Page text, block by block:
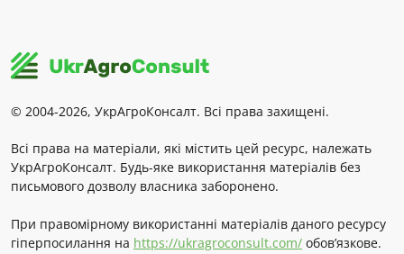
© 2004-2026, УкрАгроКонсалт. Всі права захищені.
Всі права на матеріали, які містить цей ресурс, належать
УкрАгроКонсалт. Будь-яке використання матеріалів без
письмового дозволу власника заборонено.
При правомірному використанні матеріалів даного ресурсу
гіперпосилання на https://ukragroconsult.com/ обов’язкове.